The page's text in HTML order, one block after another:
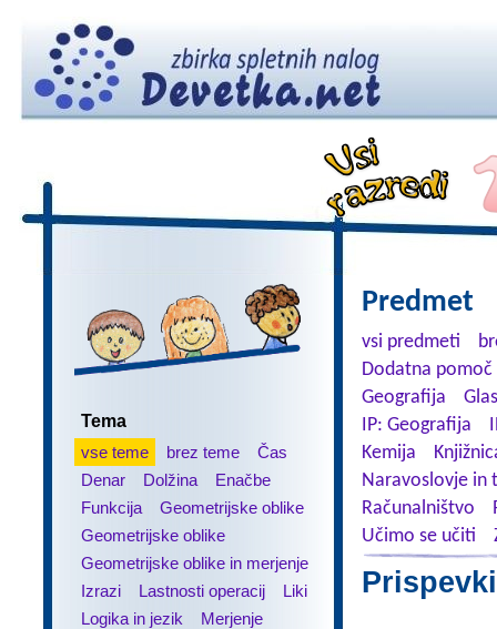
Tema
vse teme
brez teme
Čas
Denar
Dolžina
Enačbe
Funkcija
Geometrijske oblike
Geometrijske oblike
Geometrijske oblike in merjenje
Izrazi
Lastnosti operacij
Liki
Logika in jezik
Merjenje
Predmet
vsi predmeti
Dodatna
Geografija
IP: Geografija
Kemija
Naravoslovje in
Računalništvo
Učimo se učiti